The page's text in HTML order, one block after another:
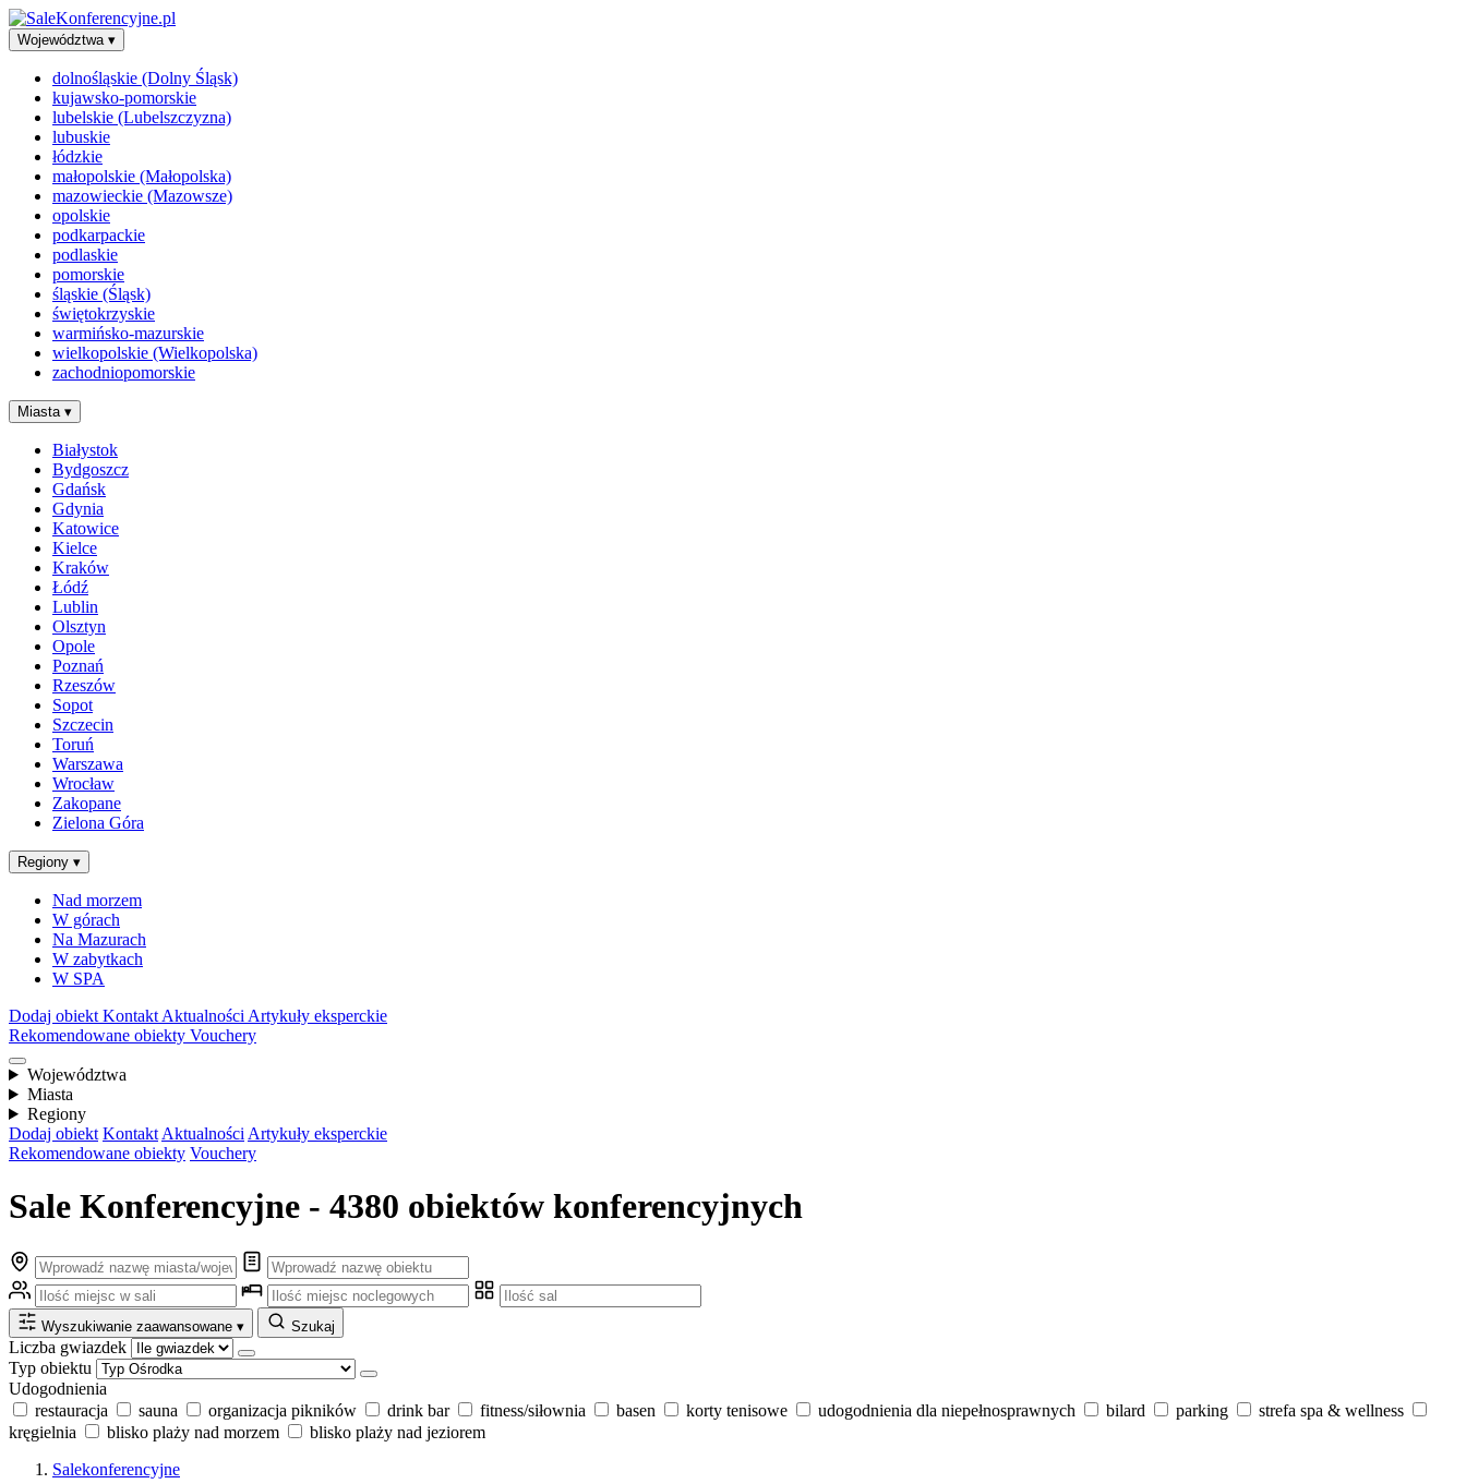
Województwa ▾
dolnośląskie (Dolny Śląsk)
kujawsko-pomorskie
lubelskie (Lubelszczyzna)
lubuskie
łódzkie
małopolskie (Małopolska)
mazowieckie (Mazowsze)
opolskie
podkarpackie
podlaskie
pomorskie
śląskie (Śląsk)
świętokrzyskie
warmińsko-mazurskie
wielkopolskie (Wielkopolska)
zachodniopomorskie
Miasta ▾
Białystok
Bydgoszcz
Gdańsk
Gdynia
Katowice
Kielce
Kraków
Łódź
Lublin
Olsztyn
Opole
Poznań
Rzeszów
Sopot
Szczecin
Toruń
Warszawa
Wrocław
Zakopane
Zielona Góra
Regiony ▾
Nad morzem
W górach
Na Mazurach
W zabytkach
W SPA
Dodaj obiekt Kontakt Aktualności Artykuły eksperckie
Rekomendowane obiekty Vouchery
Województwa
Miasta
Regiony
Dodaj obiekt Kontakt Aktualności Artykuły eksperckie
Rekomendowane obiekty Vouchery
Sale Konferencyjne - 4380 obiektów konferencyjnych
Wyszukiwanie zaawansowane ▾ Szukaj
Liczba gwiazdek
Typ obiektu
Udogodnienia
restauracja
sauna organizacja pikników drink bar fitness/siłownia basen korty tenisowe udogodnienia dla niepełnosprawnych bilard parking
strefa spa & wellness
kręgielnia
blisko plaży nad morzem
blisko plaży nad jeziorem
Salekonferencyjne